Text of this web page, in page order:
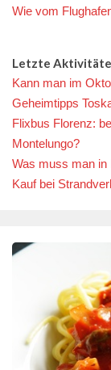
Wie vom
Letzte
Kann man im
Geheimtipps
Flixbus Florenz:
Montelungo?
Was muss man in
Kauf bei